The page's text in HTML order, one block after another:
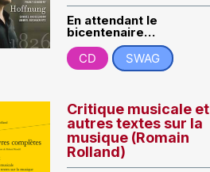
En attendant le
bicentenaire…
CD
SWAG
Critique musicale et
autres textes sur la
musique (Romain
Rolland)